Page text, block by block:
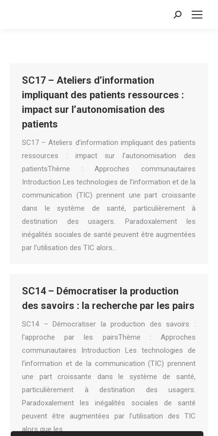
Search:
SC17 – Ateliers d’information
impliquant des patients ressources :
impact sur l’autonomisation des
patients
SC17 – Ateliers d’information impliquant des patients
ressources : impact sur l’autonomisation des
patientsThème : Approches communautaires
Introduction Les technologies de l’information et de la
communication (TIC) prennent une part croissante
dans le système de santé, particulièrement à
destination des usagers. Paradoxalement les
inégalités sociales de santé peuvent être augmentées
par l’utilisation des TIC alors…
SC14 – Démocratiser la production
des savoirs : la recherche par les pairs
SC14 – Démocratiser la production des savoirs :
l'approche par les pairsThème : Approches
communautaires Introduction Les technologies de
l’information et de la communication (TIC) prennent
une part croissante dans le système de santé,
particulièrement à destination des usagers.
Paradoxalement les inégalités sociales de santé
peuvent être augmentées par l’utilisation des TIC
alors que les…